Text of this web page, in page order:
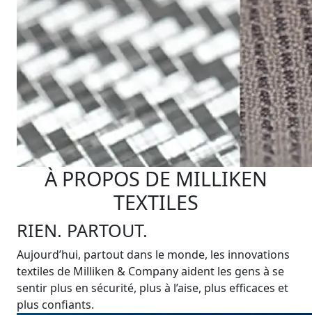
À PROPOS DE MILLIKEN
TEXTILES
RIEN. PARTOUT.
Aujourd’hui, partout dans le monde, les innovations
textiles de Milliken & Company aident les gens à se
sentir plus en sécurité, plus à l’aise, plus efficaces et
plus confiants.